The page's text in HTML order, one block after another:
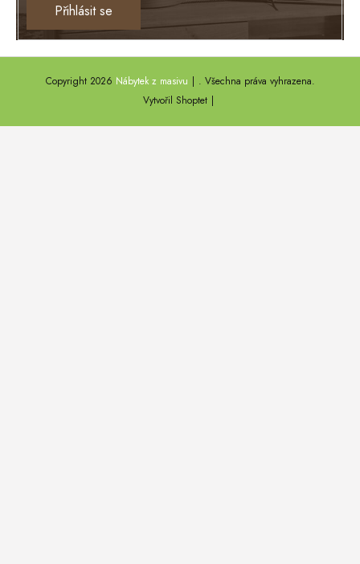
TEXAS
ANNY
DEL SOL
Přihlásit se
Vytvořil Shoptet
Copyright 2026 Nábytek z masivu . Všechna práva vyhrazena.